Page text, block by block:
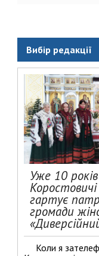
Вибір редакції
Уже 10 років
гартує
громади
Коли я